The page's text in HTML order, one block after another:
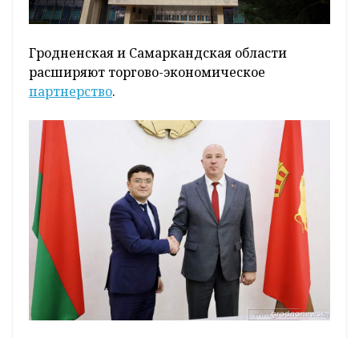
Гродненская и Самаркандская области
расширяют торгово-экономическое
партнерство.